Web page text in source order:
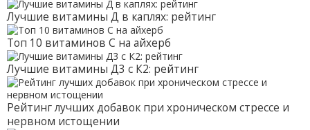
Лучшие витамины Д в каплях: рейтинг
Топ 10 витаминов С на айхерб
Лучшие витамины Д3 с К2: рейтинг
Рейтинг лучших добавок при хроническом стрессе и
нервном истощении